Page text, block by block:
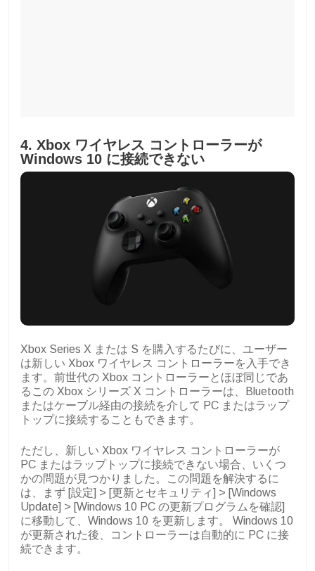
4. Xbox ワイヤレス コントローラーが
Windows 10 に接続できない
Xbox Series X または S を購入するたびに、ユーザー
は新しい Xbox ワイヤレス コントローラーを入手でき
ます。前世代の Xbox コントローラーとほぼ同じであ
るこの Xbox シリーズ X コントローラーは、Bluetooth
またはケーブル経由の接続を介して PC またはラップ
トップに接続することもできます。
ただし、新しい Xbox ワイヤレス コントローラーが
PC またはラップトップに接続できない場合、いくつ
かの問題が見つかりました。この問題を解決するに
は、まず [設定] > [更新とセキュリティ] > [Windows
Update] > [Windows 10 PC の更新プログラムを確認]
に移動して、Windows 10 を更新します。 Windows 10
が更新された後、コントローラーは自動的に PC に接
続できます。